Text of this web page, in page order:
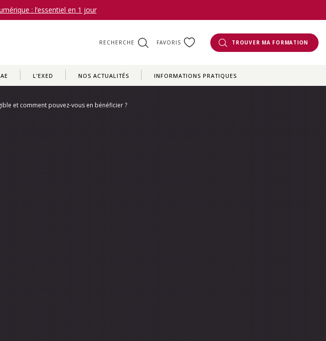
: l’essentiel en 1 jour
RECHERCHE FAVORIS TROUVER MA FORMATION
L’EXED NOS ACTUALITÉS INFORMATIONS PRATIQUES
et comment pouvez-vous en bénéficier ?